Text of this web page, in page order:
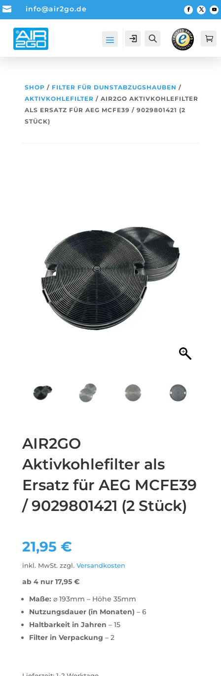
 info@air2go.de
Account Suche 
SHOP / FILTER FÜR DUNSTABZUGSHAUBEN /
AKTIVKOHLEFILTER / AIR2GO AKTIVKOHLEFILTER
ALS ERSATZ FÜR AEG MCFE39 / 9029801421 (2
STÜCK)
AIR2GO
Aktivkohlefilter als
Ersatz für AEG MCFE39
/ 9029801421 (2 Stück)
21,95 €
inkl. MwSt. zzgl. Versandkosten
ab 4 nur 17,95 €
Maße: ⌀ 193mm – Höhe 35mm
Nutzungsdauer (in Monaten) – 6
Haltbarkeit in Jahren – 15
Filter in Verpackung – 2